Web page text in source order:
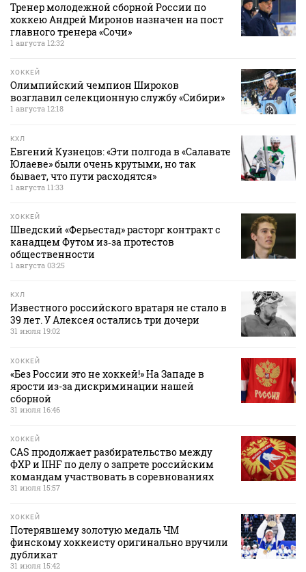
Тренер молодежной сборной России по
хоккею Андрей Миронов назначен на пост
главного тренера «Сочи»
1 августа 12:32
ХОККЕЙ
Олимпийский чемпион Широков
возглавил селекционную службу «Сибири»
1 августа 12:18
КХЛ
Евгений Кузнецов: «Эти полгода в «Салавате
Юлаеве» были очень крутыми, но так
бывает, что пути расходятся»
1 августа 11:33
ХОККЕЙ
Шведский «Ферьестад» расторг контракт с
канадцем Футом из‑за протестов
общественности
1 августа 03:25
КХЛ
Известного российского вратаря не стало в
39 лет. У Алексея остались три дочери
31 июля 19:02
ХОККЕЙ
«Без России это не хоккей!» На Западе в
ярости из-за дискриминации нашей
сборной
31 июля 16:46
ХОККЕЙ
CAS продолжает разбирательство между
ФХР и IIHF по делу о запрете российским
командам участвовать в соревнованиях
31 июля 15:57
ХОККЕЙ
Потерявшему золотую медаль ЧМ
финскому хоккеисту оригинально вручили
дубликат
31 июля 15:42